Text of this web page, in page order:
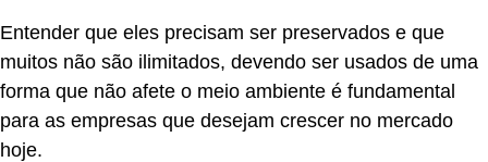
Entender que eles precisam ser preservados e que
muitos não são ilimitados, devendo ser usados de uma
forma que não afete o meio ambiente é fundamental
para as empresas que desejam crescer no mercado
hoje.